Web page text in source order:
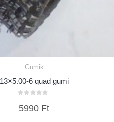
Gumik
13×5.00-6 quad gumi
0
5990 Ft